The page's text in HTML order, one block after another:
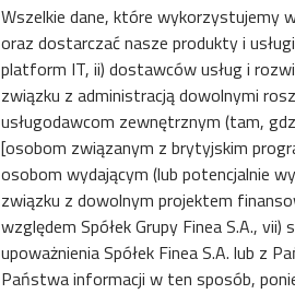
Wszelkie dane, które wykorzystujemy
oraz dostarczać nasze produkty i
platform IT, ii) dostawców usług i
związku z administracją dowolnymi
usługodawcom zewnętrznym (tam,
[osobom związanym z brytyjskim
osobom wydającym (lub potencjalnie
związku z dowolnym projektem
względem Spółek Grupy Finea S.A.,
upoważnienia Spółek Finea S.A. lub z
Państwa informacji w ten sposób,